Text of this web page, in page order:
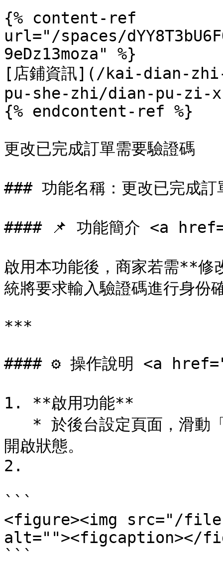
{% content-ref
url="/spaces/
9eDz13moza" %}
[店鋪資訊](/kai-dian-
pu-she-zhi/dian-pu-zi-
{% endcontent-ref %}
更改已完成訂單需要驗證碼
### 功能名稱：更改已完成訂
#### 📌 功能簡介 <a
啟用本功能後，商家若需**修
統將要求輸入驗證碼進行身份
***
#### ⚙️ 操作說明 <a
1. **啟用功能**
開啟狀態。
2.
```
<figure><img src="/files/
alt=""><figcaption></
```